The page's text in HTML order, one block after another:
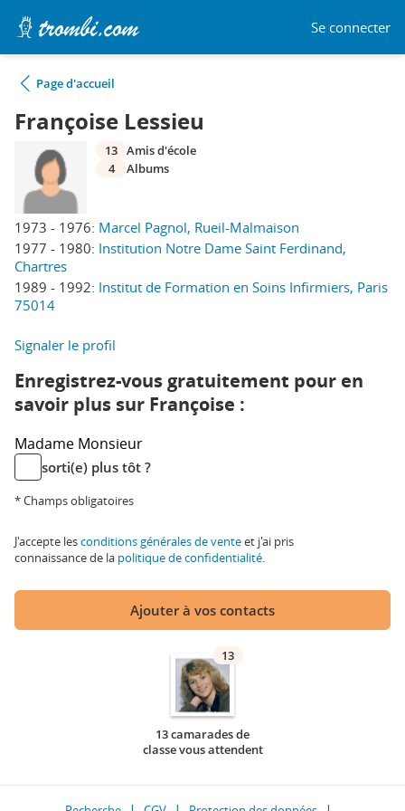
Se connecter
Page d'accueil
Françoise Lessieu
1973 - 1976: Marcel Pagnol, Rueil-Malmaison
1977 - 1980: Institution Notre Dame Saint Ferdinand,
Chartres
1989 - 1992: Institut de Formation en Soins Infirmiers, Paris
75014
13 Amis d'école
4
Albums
Signaler le profil
Enregistrez-vous gratuitement pour en
savoir plus sur Françoise :
Madame Monsieur
sorti(e) plus tôt ?
* Champs obligatoires
J'accepte lesconditions générales de venteet j'ai pris
connaissance de la politique de confidentialité.
Ajouter à vos contacts
13
13 camarades de
classe vous attendent